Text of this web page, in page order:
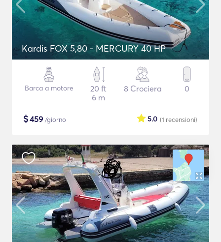
Kardis FOX 5,80 - MERCURY 40 HP
Barca a motore
20 ft
6 m
8 Crociera 0
$459 /giorno (1 recensioni)
5.0